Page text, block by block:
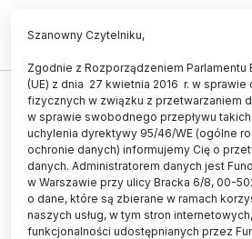
ŚWIAT
Nanoplastik wędruje
łańcucha
badacze
22.09.2022
aktualizacja: 22.09.2022
2 minuty czytania
Szanowny Czytelniku,
Zgodnie z Rozporządzeniem Parlamentu
(UE) z dnia 27 kwietnia 2016 r. w sprawie
fizycznych w związku z przetwarzaniem
w sprawie swobodnego przepływu
uchylenia dyrektywy 95/46/WE (ogólne
ochronie danych) informujemy Cię o
danych. Administratorem danych jest
w Warszawie przy ulicy Bracka 6/8, 00-
o dane, które są zbierane w ramach
naszych usług, w tym stron
funkcjonalności udostępnianych przez